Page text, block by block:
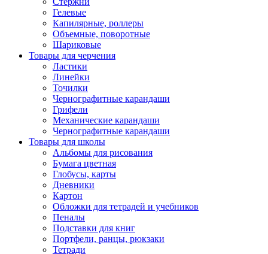
Гелевые
Капилярные, роллеры
Объемные, поворотные
Шариковые
Товары для черчения
Ластики
Линейки
Точилки
Чернографитные карандаши
Грифели
Механические карандаши
Чернографитные карандаши
Товары для школы
Альбомы для рисования
Бумага цветная
Глобусы, карты
Дневники
Картон
Обложки для тетрадей и учебников
Пеналы
Подставки для книг
Портфели, ранцы, рюкзаки
Тетради